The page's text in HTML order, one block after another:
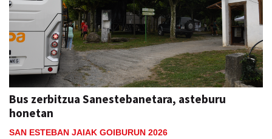
Bus zerbitzua Sanestebanetara, asteburu
honetan
SAN ESTEBAN JAIAK GOIBURUN 2026